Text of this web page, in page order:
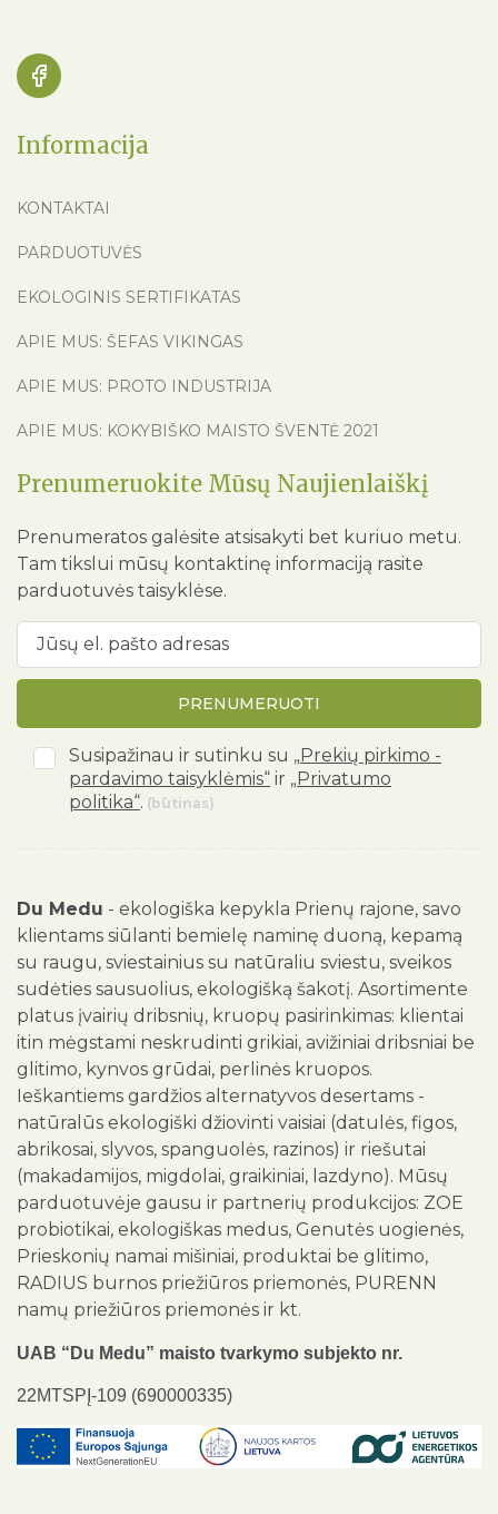
Informacija
KONTAKTAI
PARDUOTUVĖS
EKOLOGINIS SERTIFIKATAS
APIE MUS: ŠEFAS VIKINGAS
APIE MUS: PROTO INDUSTRIJA
APIE MUS: KOKYBIŠKO MAISTO ŠVENTĖ 2021
Prenumeruokite Mūsų Naujienlaiškį
Prenumeratos galėsite atsisakyti bet kuriuo metu.
Tam tikslui mūsų kontaktinę informaciją rasite
parduotuvės taisyklėse.
PRENUMERUOTI
Susipažinau ir sutinku su „Prekių pirkimo -
pardavimo taisyklėmis“ ir „Privatumo
politika“. (būtinas)
Du Medu - ekologiška kepykla Prienų rajone, savo
klientams siūlanti bemielę naminę duoną, kepamą
su raugu, sviestainius su natūraliu sviestu, sveikos
sudėties sausuolius, ekologišką šakotį. Asortimente
platus įvairių dribsnių, kruopų pasirinkimas: klientai
itin mėgstami neskrudinti grikiai, avižiniai dribsniai be
glitimo, kynvos grūdai, perlinės kruopos.
Ieškantiems gardžios alternatyvos desertams -
natūralūs ekologiški džiovinti vaisiai (datulės, figos,
abrikosai, slyvos, spanguolės, razinos) ir riešutai
(makadamijos, migdolai, graikiniai, lazdyno). Mūsų
parduotuvėje gausu ir partnerių produkcijos: ZOE
probiotikai, ekologiškas medus, Genutės uogienės,
Prieskonių namai mišiniai, produktai be glitimo,
RADIUS burnos priežiūros priemonės, PURENN
namų priežiūros priemonės ir kt.
UAB “Du Medu” maisto tvarkymo subjekto nr.
22MTSPĮ-109 (690000335)